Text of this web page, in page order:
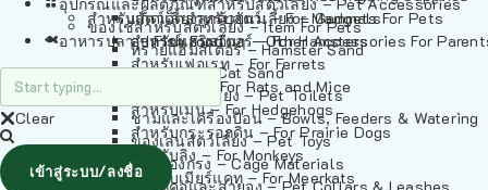
ของใช้สำหรับสัตว์เลี้ยง – Item For Pets
ทรายแฮมสเตอร์ – Hamster Sand
ทรายแมว – Cat Sand
ห้องน้ำสัตว์เลี้ยง – Pet Toilets
ชามและเครื่องป้อน – Bowls, Feeders & Watering
ของเล่นสัตว์เลี้ยง – Pet Toys
วัสดุรองกรง – Cage Materials
แก็ดเจ็ตสำหรับสัตว์เลี้ยง – Gadgets For Pets
อุปกรณ์เสริมอื่นๆ – Other Accessories For
สำหรับสัตว์เลี้ยงลูกด้วยนม – For Mammals
สำหรับแฮมสเตอร์ – For Hamsters
สำหรับเฟอเรท – For Ferrets
สำหรับหนู – For Rats and Mice
สำหรับเม่น – For Hedgehogs
สำหรับกระรอกดิน – For Prairie Dogs
สำหรับลิง – For Monkeys
สำหรับเมียร์แคท – For Meerkats
อาหารปลา – Fish Food
Clear
เข้าสู่ระบบ/ลงชื่อ